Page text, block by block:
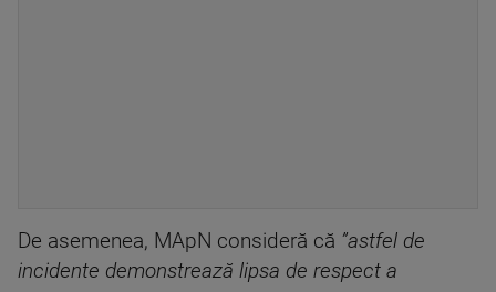
De asemenea, MApN consideră că ”astfel de
incidente demonstrează lipsa de respect a